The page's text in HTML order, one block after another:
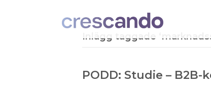
Inlägg taggade
PODD: Studie –